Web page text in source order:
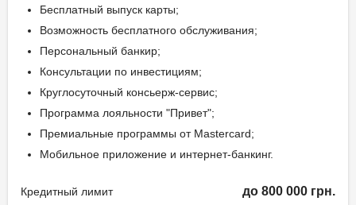
Бесплатный выпуск карты;
Возможность бесплатного обслуживания;
Персональный банкир;
Консультации по инвестициям;
Круглосуточный консьерж-сервис;
Программа лояльности "Привет";
Премиальные программы от Mastercard;
Мобильное приложение и интернет-банкинг.
Кредитный лимит до 800 000 грн.